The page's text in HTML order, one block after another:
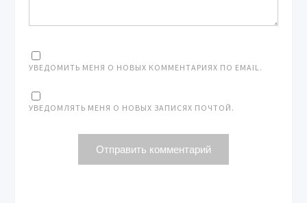
УВЕДОМИТЬ МЕНЯ О НОВЫХ КОММЕНТАРИЯХ ПО EMAIL.
УВЕДОМЛЯТЬ МЕНЯ О НОВЫХ ЗАПИСЯХ ПОЧТОЙ.